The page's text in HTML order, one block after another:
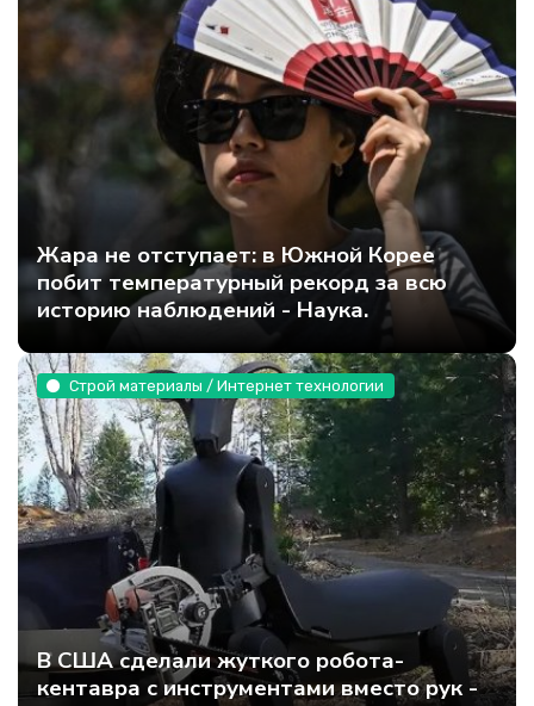
Жара не отступает: в Южной Корее
побит температурный рекорд за всю
историю наблюдений - Наука.
Строй материалы / Интернет технологии
В США сделали жуткого робота-
кентавра с инструментами вместо рук -